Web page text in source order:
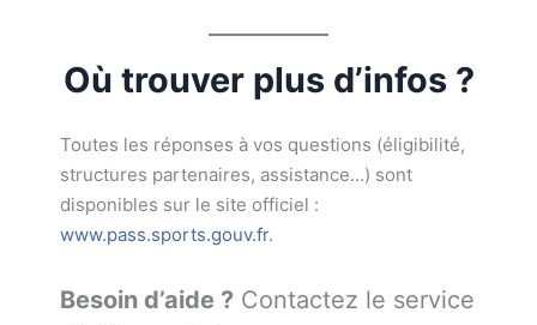
Où trouver plus d’infos ?
Toutes les réponses à vos questions (éligibilité,
structures partenaires, assistance…) sont
disponibles sur le site officiel :
www.pass.sports.gouv.fr.
Besoin d’aide ? Contactez le service